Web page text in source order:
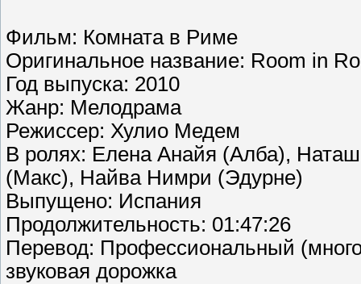
Фильм: Комната в Риме
Оригинальное название: Room in
Год выпуска: 2010
Жанр: Мелодрама
Режиссер: Хулио Медем
В ролях: Елена Анайя (Алба),
(Макс), Найва Нимри (Эдурне)
Выпущено: Испания
Продолжительность: 01:47:26
Перевод: Профессиональный
звуковая дорожка